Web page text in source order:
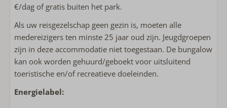
€/dag of gratis buiten het park.
Als uw reisgezelschap geen gezin is, moeten alle
medereizigers ten minste 25 jaar oud zijn. Jeugdgroepen
zijn in deze accommodatie niet toegestaan. De bungalow
kan ook worden gehuurd/geboekt voor uitsluitend
toeristische en/of recreatieve doeleinden.
Energielabel: